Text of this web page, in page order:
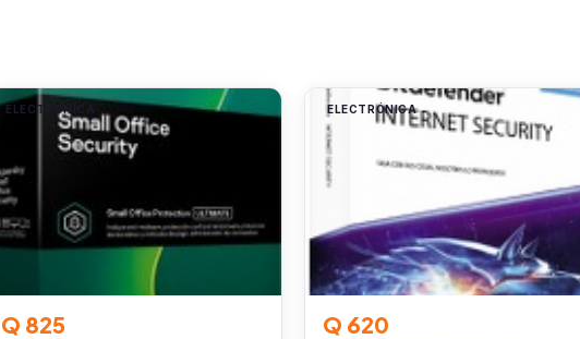
ELECTRÓNICA
Q 825
ELECTRÓNICA
Q 620